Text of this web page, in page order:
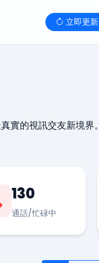
立即更新
實的視訊交友新境界。
130
通話/忙碌中